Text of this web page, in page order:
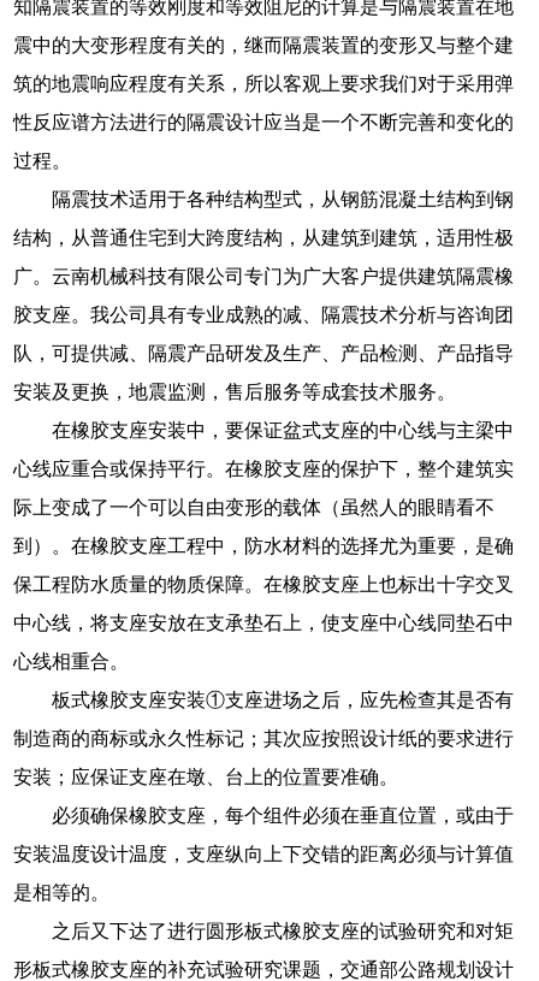
知隔震装置的等效刚度和等效阻尼的计算是与隔震装置在地
震中的大变形程度有关的，继而隔震装置的变形又与整个建
筑的地震响应程度有关系，所以客观上要求我们对于采用弹
性反应谱方法进行的隔震设计应当是一个不断完善和变化的
过程。
隔震技术适用于各种结构型式，从钢筋混凝土结构到钢
结构，从普通住宅到大跨度结构，从建筑到建筑，适用性极
广。云南机械科技有限公司专门为广大客户提供建筑隔震橡
胶支座。我公司具有专业成熟的减、隔震技术分析与咨询团
队，可提供减、隔震产品研发及生产、产品检测、产品指导
安装及更换，地震监测，售后服务等成套技术服务。
在橡胶支座安装中，要保证盆式支座的中心线与主梁中
心线应重合或保持平行。在橡胶支座的保护下，整个建筑实
际上变成了一个可以自由变形的载体（虽然人的眼睛看不
到）。在橡胶支座工程中，防水材料的选择尤为重要，是确
保工程防水质量的物质保障。在橡胶支座上也标出十字交叉
中心线，将支座安放在支承垫石上，使支座中心线同垫石中
心线相重合。
板式橡胶支座安装①支座进场之后，应先检查其是否有
制造商的商标或永久性标记；其次应按照设计纸的要求进行
安装；应保证支座在墩、台上的位置要准确。
必须确保橡胶支座，每个组件必须在垂直位置，或由于
安装温度设计温度，支座纵向上下交错的距离必须与计算值
是相等的。
之后又下达了进行圆形板式橡胶支座的试验研究和对矩
形板式橡胶支座的补充试验研究课题，交通部公路规划设计